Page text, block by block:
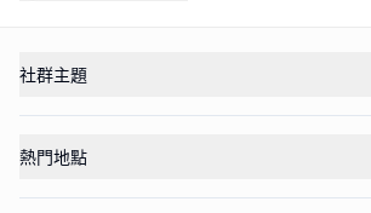
社群主題
熱門地點